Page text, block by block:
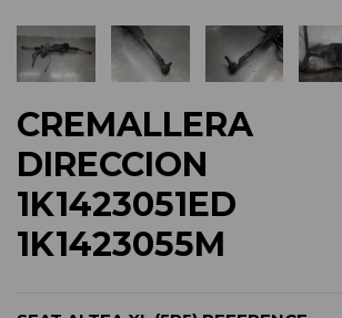
CREMALLERA
DIRECCION
1K1423051ED
1K1423055M